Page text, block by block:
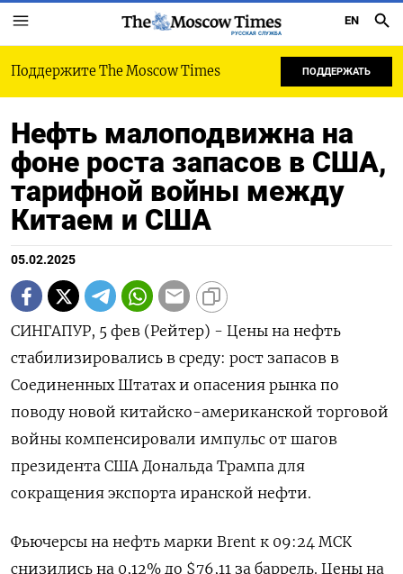
РУССКАЯ СЛУЖБА
EN
Поддержите The Moscow Times ПОДДЕРЖАТЬ
Нефть малоподвижна на
фоне роста запасов в США,
тарифной войны между
Китаем и США
05.02.2025
СИНГАПУР, 5 фев (Рейтер) - Цены на нефть
стабилизировались в среду: рост запасов в
Соединенных Штатах и опасения рынка по
поводу новой китайско-американской торговой
войны компенсировали импульс от шагов
президента США Дональда Трампа для
сокращения экспорта иранской нефти.
Фьючерсы на нефть марки Brent к 09:24 МСК
снизились на 0,12% до $76,11 за баррель. Цены на